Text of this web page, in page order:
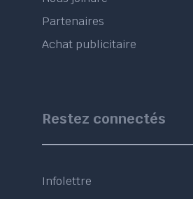
Partenaires
Achat publicitaire
Restez connectés
Infolettre